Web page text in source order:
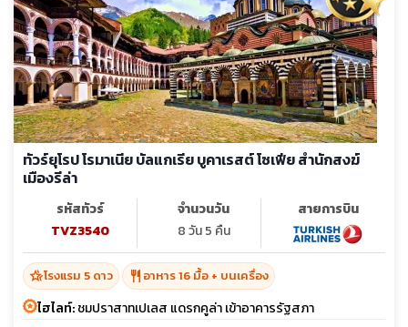
ทัวร์ยุโรป โรมาเนีย บัลแกเรีย บูคาเรสต์ โซเฟีย สำนักสงฆ์
เมืองรีล่า
รหัสทัวร์
TVZ3540
จำนวนวัน
8 วัน 5 คืน
สายการบิน
hotel_classโรงแรม 5 ดาว restaurant อาหาร 16 มื้อ + บนเครื่อง
ไฮไลท์:ชมปราสาทเปเลส แดรกคูล่า เข้าอาคารรัฐสภา